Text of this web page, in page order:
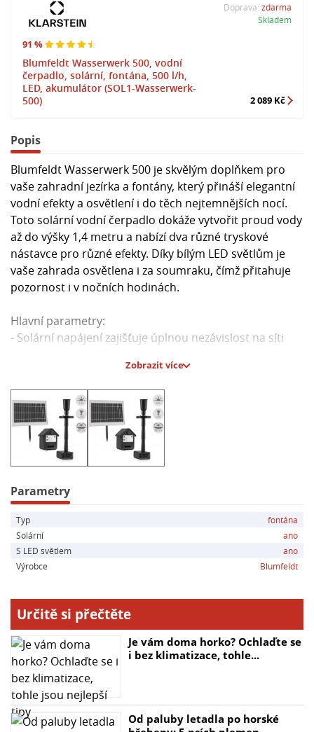
91 %
Blumfeldt Wasserwerk 500, vodní
čerpadlo, solární, fontána, 500 l/h,
LED, akumulátor (SOL1-Wasserwerk-
500)
Doprava: zdarma
Skladem
2 089 Kč
Popis
Blumfeldt Wasserwerk 500 je skvělým doplňkem pro
vaše zahradní jezírka a fontány, který přináší elegantní
vodní efekty a osvětlení i do těch nejtemnějších nocí.
Toto solární vodní čerpadlo dokáže vytvořit proud vody
až do výšky 1,4 metru a nabízí dva různé tryskové
nástavce pro různé efekty. Díky bílým LED světlům je
vaše zahrada osvětlena i za soumraku, čímž přitahuje
pozornost i v nočních hodinách.
Hlavní parametry:
- Solární napájení zajišťuje úplnou nezávislost na síti
- Průtok až 500 litrů vody za hodinu
- Vestavěný akumulátor s kapacitou na 4 hodiny
provozu
- Možnost upevnění solárního panelu pomocí hrotů do
země nebo montáže na trvale
- Dlouhé kabely umožňují volné umístění jednotlivých
- Ovládání z ovládacího pole s možností nastavení
výkonu čerpadla a režimu provozu
Blumfeldt Wasserwerk 500 je nejen esteticky působivý
prvek pro vaši zahradu, ale také praktický díky
solárnímu napájení, které ho činí šetrným k životnímu
inovativním zařízením od Blumfeldt.
Zobrazit více
Parametry
Typ
fontána
Solární
ano
S LED světlem
ano
Výrobce
Blumfeldt
Určitě si přečtěte
Je vám doma horko? Ochlaďte se
i bez klimatizace, tohle...
Od paluby letadla po horské